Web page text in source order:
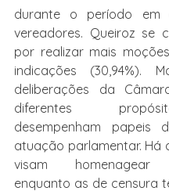
durante o período em
vereadores. Queiroz se
por realizar mais
indicações (30,94%).
deliberações da
diferentes
desempenham papeis
atuação parlamentar. Há
visam homenagear
enquanto as de censura